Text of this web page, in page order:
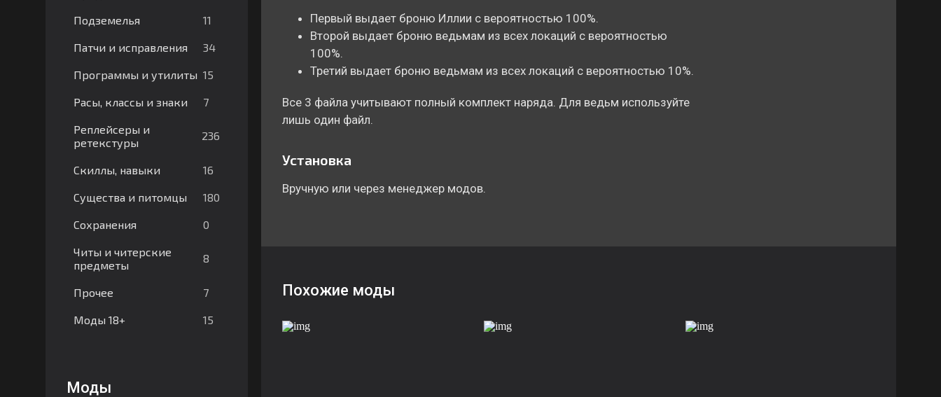
Подземелья 11
Патчи и исправления 34
Программы и утилиты 15
Расы, классы и знаки 7
Реплейсеры и
ретекстуры
236
Скиллы, навыки 16
Существа и питомцы 180
Сохранения 0
Читы и читерские
предметы
8
Прочее 7
Моды 18+ 15
Моды
Первый выдает броню Иллии с вероятностью 100%.
Второй выдает броню ведьмам из всех локаций с вероятностью
100%.
Третий выдает броню ведьмам из всех локаций с вероятностью 10%.
Все 3 файла учитывают полный комплект наряда. Для ведьм используйте
лишь один файл.
Установка
Вручную или через менеджер модов.
Похожие моды